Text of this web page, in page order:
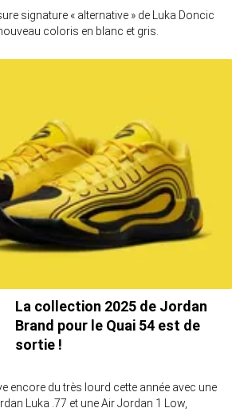
signature « alternative » de Luka Doncic
coloris en blanc et gris.
La collection 2025 de Jordan
Brand pour le Quai 54 est de
sortie !
encore du très lourd cette année avec une
Luka .77 et une Air Jordan 1 Low,